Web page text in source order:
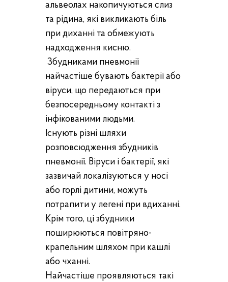
альвеолах накопичуються слиз
та рідина, які викликають біль
при диханні та обмежують
надходження кисню.
Збудниками пневмонії
найчастіше бувають бактерії або
віруси, що передаються при
безпосередньому контакті з
інфікованими людьми.
Існують різні шляхи
розповсюдження збудників
пневмонії. Віруси і бактерії, які
зазвичай локалізуються у носі
або горлі дитини, можуть
потрапити у легені при вдиханні.
Крім того, ці збудники
поширюються повітряно-
крапельним шляхом при кашлі
або чханні.
Найчастіше проявляються такі